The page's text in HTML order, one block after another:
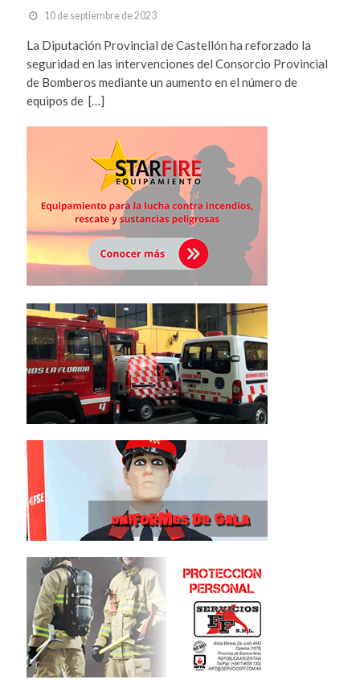
10 de septiembre de 2023
La Diputación Provincial de Castellón ha reforzado la
seguridad en las intervenciones del Consorcio Provincial
de Bomberos mediante un aumento en el número de
equipos de […]